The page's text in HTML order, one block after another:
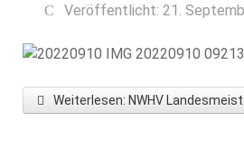
Veröffentlicht: 21.
Weiterlesen: NWHV